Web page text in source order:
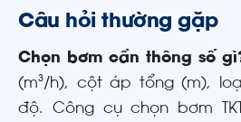
Câu hỏi thường gặp
Chọn bơm cần thông số
(m³/h), cột áp tổng (m),
độ. Công cụ chọn bơm